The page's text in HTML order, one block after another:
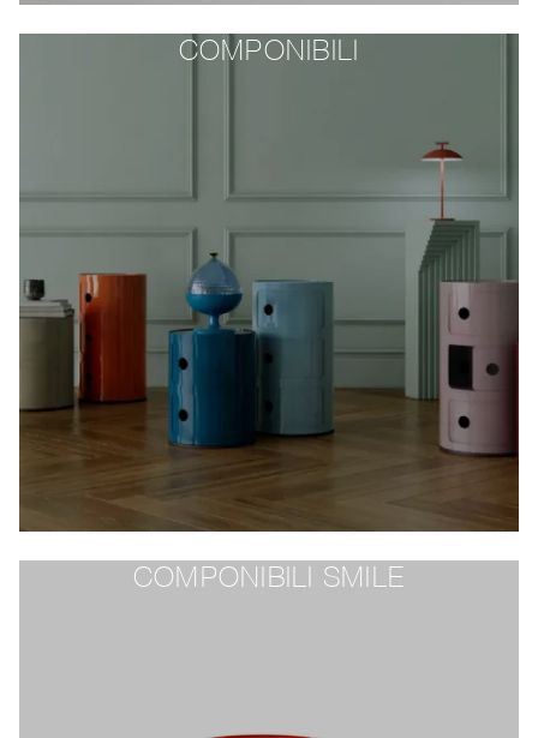
COMPONIBILI
COMPONIBILI SMILE